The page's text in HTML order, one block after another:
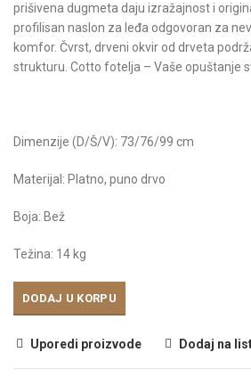
prišivena dugmeta daju izražajnost i
profilisan naslon za leđa odgovoran za
komfor. Čvrst, drveni okvir od drveta
strukturu. Cotto fotelja – Vaše opuštanje
Dimenzije (D/Š/V): 73/76/99 cm
Materijal: Platno, puno drvo
Boja: Bež
Težina: 14 kg
DODAJ U KORPU
Uporedi proizvode Dodaj na